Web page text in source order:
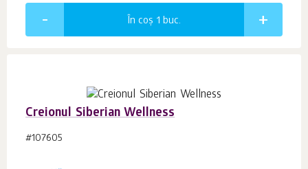
În coș 1 buc.
Creionul Siberian Wellness
#107605